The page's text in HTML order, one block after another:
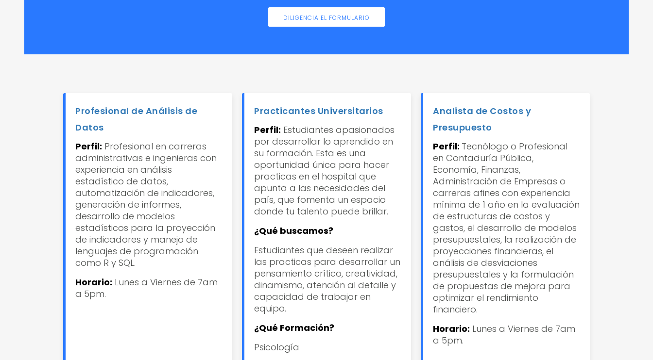
DILIGENCIA EL FORMULARIO
Profesional de Análisis de
Datos
Perfil: Profesional en carreras
administrativas e ingenieras con
experiencia en análisis
estadístico de datos,
automatización de indicadores,
generación de informes,
desarrollo de modelos
estadísticos para la proyección
de indicadores y manejo de
lenguajes de programación
como R y SQL.
Horario: Lunes a Viernes de 7am
a 5pm.
Practicantes Universitarios
Perfil: Estudiantes apasionados
por desarrollar lo aprendido en
su formación. Esta es una
oportunidad única para hacer
practicas en el hospital que
apunta a las necesidades del
país, que fomenta un espacio
donde tu talento puede brillar.
¿Qué buscamos?
Estudiantes que deseen realizar
las practicas para desarrollar un
pensamiento crítico, creatividad,
dinamismo, atención al detalle y
capacidad de trabajar en
equipo.
¿Qué Formación?
Psicología
Analista de Costos y
Presupuesto
Perfil: Tecnólogo o Profesional
en Contaduría Pública,
Economía, Finanzas,
Administración de Empresas o
carreras afines con experiencia
mínima de 1 año en la evaluación
de estructuras de costos y
gastos, el desarrollo de modelos
presupuestales, la realización de
proyecciones financieras, el
análisis de desviaciones
presupuestales y la formulación
de propuestas de mejora para
optimizar el rendimiento
financiero.
Horario: Lunes a Viernes de 7am
a 5pm.